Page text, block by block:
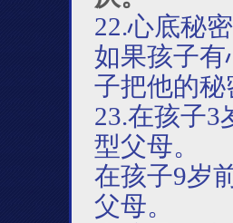
22.心底秘
如果孩子
子把他的
23.在孩子3
型父母。
在孩子9岁
父母。